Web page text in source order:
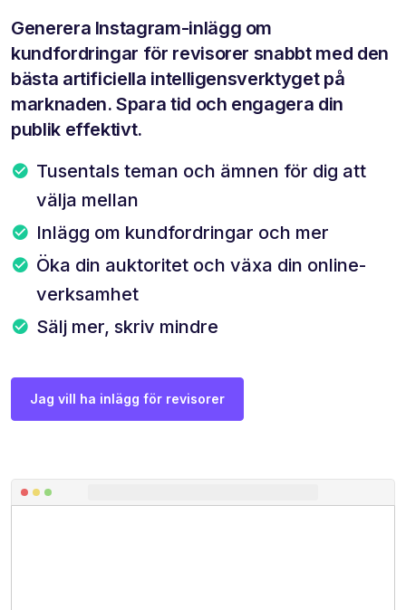
Generera Instagram-inlägg om
kundfordringar för revisorer snabbt med den
bästa artificiella intelligensverktyget på
marknaden. Spara tid och engagera din
publik effektivt.
Tusentals teman och ämnen för dig att
välja mellan
Inlägg om kundfordringar och mer
Öka din auktoritet och växa din online-
verksamhet
Sälj mer, skriv mindre
Jag vill ha inlägg för revisorer